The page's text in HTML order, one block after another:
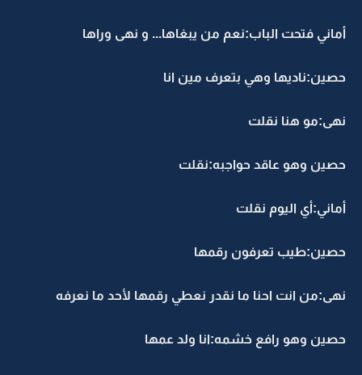
أماني فتحت الباب:نعم من يبغاها... و نهى وراها
حصين:ناديها وهي بتعرف مين انا
نهى:مو هنا نقلت
حصين وهو عاقد حواجبه:نقلت
أماني:أي اليوم نقلت
حصين:طيب تعرفون رقمها
نهى:من انت احنا ما نقدر نعطي رقمها لأحد ما نعرفه
حصين وهو رافع خشمه:انا ولد عمها